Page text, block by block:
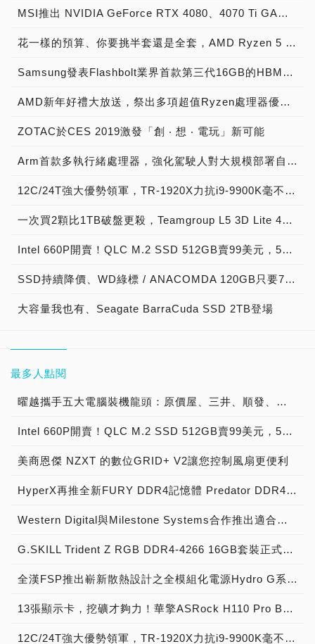
MSI推出 NVIDIA GeForce RTX 4080、4070 Ti GAMING TRIO WHITE 顯示卡
花一樣的預算、你要挑半套還是全套，AMD Ryzen 5 5600X整組不用Intel 12代的半價就能入手
Samsung發表Flashbolt業界首款第三代16GB的HBM2E記憶體技術，效能達到JEDEC最新HBM2標準之3.2Gbps，將推動HPC市場再達巔峰
AMD新年好禮大放送，祭出多項超值Ryzen處理器優惠方案
ZOTAC於CES 2019激發「創 ‧ 想 ‧ 電玩」新可能
Arm首款多執行緒處理器，強化駕駛人對大規模部署自駕車的安全信任
12C/24T強大優勢領軍，TR-1920X力抗i9-9900K毫不遜色
一次買2顆比1TB破盤更殺，Teamgroup L5 3D Lite 480GB超低價2188
Intel 660P開賣！QLC M.2 SSD 512GB賣99美元，5年保固敢不敢衝~
SSD持續降價、WD綠標 / ANACOMDA 120GB只要799/788元即可入手
大容量我也有、Seagate BarraCuda SSD 2TB登場
最多人點閱
曜越攜手五大電腦裝機龍頭：原價屋、三井、順發、燦坤及Yahoo! 共同發表『SPM雲端智慧電源管理平台』 曜越最新五款聯名綠能電競機全貌釋出
Intel 660P開賣！QLC M.2 SSD 512GB賣99美元，5年保固敢不敢衝~
美商恩傑 NZXT 的數位GRID+ V2讓您控制風扇更便利
HyperX再推全新FURY DDR4記憶體 Predator DDR4容量同步升級
Western Digital與Milestone Systems合作推出適合企業及消費者使用的影像監控解決方案
G.SKILL Trident Z RGB DDR4-4266 16GB套裝正式登場，芝奇展現RGB LED超頻記憶體模組水流幻光燈效視覺饗宴！
全漢FSP推出嶄新散熱設計之全模組化電源Hydro G系列產品
13張顯示卡，挖礦才夠力！華擎ASRock H110 Pro BTC+主機板強勢席捲礦場
12C/24T強大優勢領軍，TR-1920X力抗i9-9900K毫不遜色